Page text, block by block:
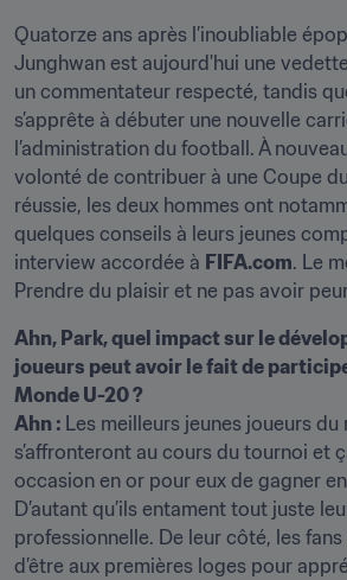
Quatorze ans après l’inoubliable
Junghwan est aujourd'hui une
un commentateur respecté, tandis
s’apprête à débuter une nouvelle
l’administration du football. À
volonté de contribuer à une Coupe
réussie, les deux hommes ont
quelques conseils à leurs jeunes
interview accordée à FIFA.com. Le
Prendre du plaisir et ne pas avoir
Ahn, Park, quel impact sur le
joueurs peut avoir le fait de
Monde U-20 ?
Ahn : Les meilleurs jeunes joueurs du
s’affronteront au cours du tournoi et
occasion en or pour eux de gagner
D’autant qu’ils entament tout juste
professionnelle. De leur côté, les
d’être aux premières loges pour